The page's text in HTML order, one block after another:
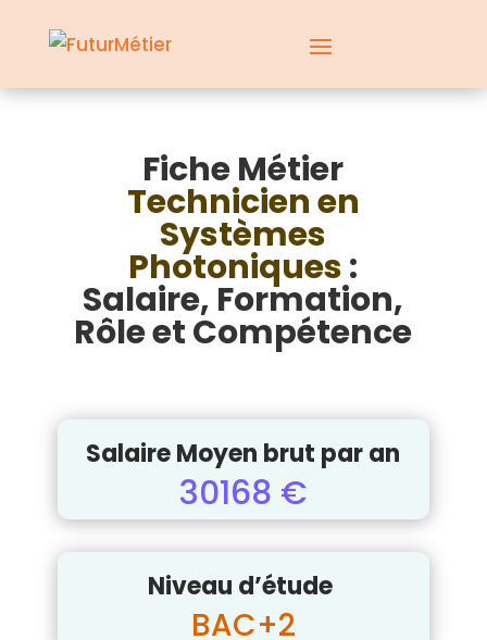
Fiche Métier
Technicien en
Systèmes
Photoniques:
Salaire, Formation,
Rôle et Compétence
Salaire Moyen brut par an
30168 €
Niveau d’étude
BAC+2